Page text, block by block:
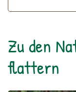
Zu den
flattern